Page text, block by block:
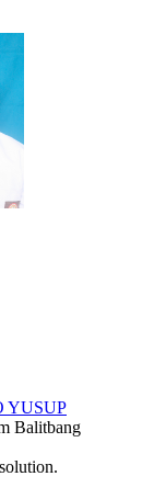
YUSUP
Balitbang